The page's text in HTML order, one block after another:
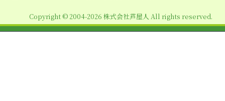
ン
Copyright © 2004-2026 株式会社芦屋人 All rights reserved.